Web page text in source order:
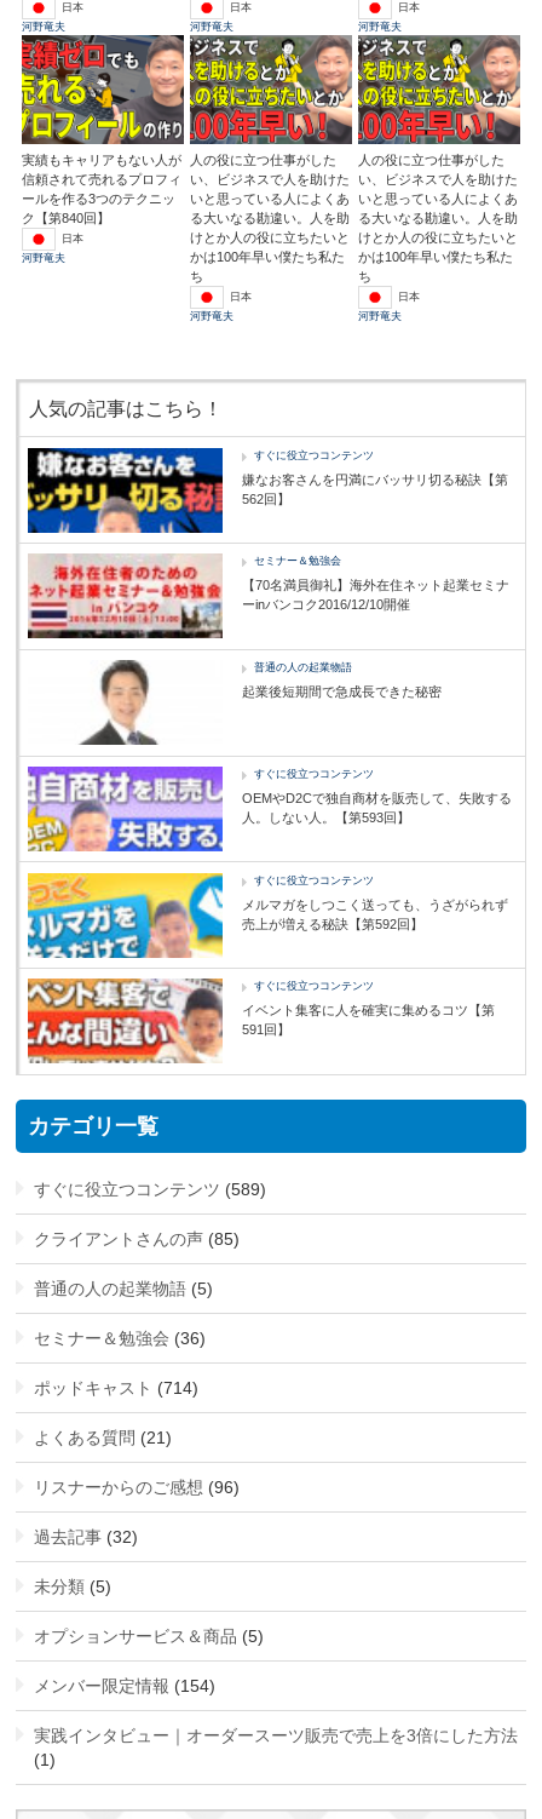
日本
河野竜夫
日本
河野竜夫
日本
河野竜夫
実績もキャリアもない人が
信頼されて売れるプロフィ
ールを作る3つのテクニッ
ク【第840回】
日本
河野竜夫
人の役に立つ仕事がした
い、ビジネスで人を助けた
いと思っている人によくあ
る大いなる勘違い。人を助
けとか人の役に立ちたいと
かは100年早い僕たち私た
ち
日本
河野竜夫
人の役に立つ仕事がした
い、ビジネスで人を助けた
いと思っている人によくあ
る大いなる勘違い。人を助
けとか人の役に立ちたいと
かは100年早い僕たち私た
ち
日本
河野竜夫
人気の記事はこちら！
すぐに役立つコンテンツ
嫌なお客さんを円満にバッサリ切る秘訣【第
562回】
セミナー＆勉強会
【70名満員御礼】海外在住ネット起業セミナ
ーinバンコク2016/12/10開催
普通の人の起業物語
起業後短期間で急成長できた秘密
すぐに役立つコンテンツ
OEMやD2Cで独自商材を販売して、失敗する
人。しない人。【第593回】
すぐに役立つコンテンツ
メルマガをしつこく送っても、うざがられず
売上が増える秘訣【第592回】
すぐに役立つコンテンツ
イベント集客に人を確実に集めるコツ【第
591回】
カテゴリ一覧
すぐに役立つコンテンツ (589)
クライアントさんの声 (85)
普通の人の起業物語 (5)
セミナー＆勉強会 (36)
ポッドキャスト (714)
よくある質問 (21)
リスナーからのご感想 (96)
過去記事 (32)
未分類 (5)
オプションサービス＆商品 (5)
メンバー限定情報 (154)
実践インタビュー｜オーダースーツ販売で売上を3倍にした方法
(1)